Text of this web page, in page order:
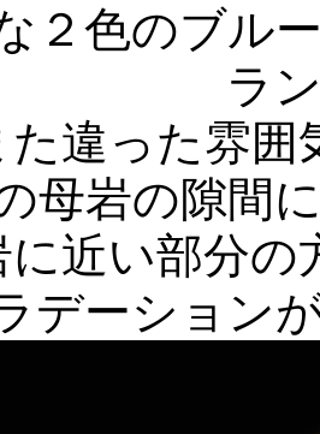
２色のブル
ラ
た違った雰
母岩の隙間
に近い部分の
デーション